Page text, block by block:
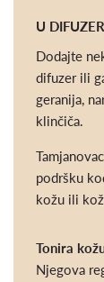
U
Dodajte
difuzer ili
geranija,
klinčiča.
podršku
kožu ili
Tonira
Njegova